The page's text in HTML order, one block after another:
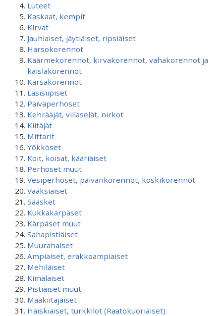
Luteet
Kaskaat, kempit
Kirvat
Jauhiaiset, jäytiäiset, ripsiäiset
Harsokorennot
Käärmekorennot, kirvakorennot, vahakorennot ja
kaislakorennot
Kärsäkorennot
Lasisiipiset
Päiväperhoset
Kehrääjät, villaselät, nirkot
Kiitäjät
Mittarit
Yökköset
Koit, koisat, kääriäiset
Perhoset muut
Vesiperhoset, päivänkorennot, koskikorennot
Vaaksiaiset
Sääsket
Kukkakärpäset
Kärpäset muut
Sahapistiäiset
Muurahaiset
Ampiaiset, erakkoampiaiset
Mehiläiset
Kimalaiset
Pistiäiset muut
Maakiitäjäiset
Haiskiaiset, turkkilot (Raatokuoriaiset)